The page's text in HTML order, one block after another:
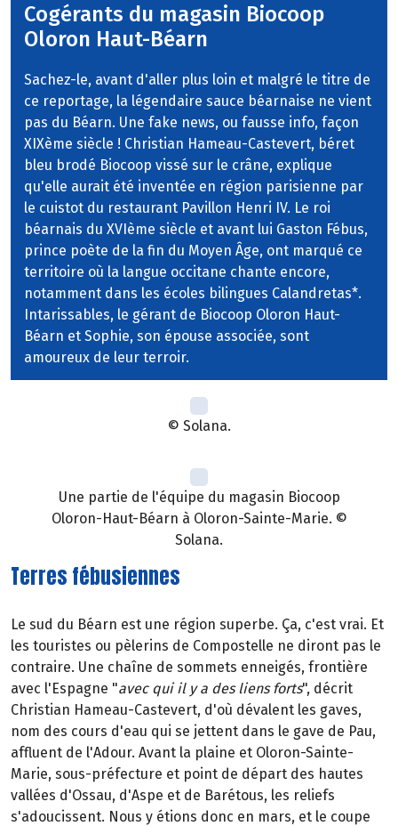
Cogérants du magasin Biocoop
Oloron Haut-Béarn
Sachez-le, avant d'aller plus loin et malgré le titre de
ce reportage, la légendaire sauce béarnaise ne vient
pas du Béarn. Une fake news, ou fausse info, façon
XIXème siècle ! Christian Hameau-Castevert, béret
bleu brodé Biocoop vissé sur le crâne, explique
qu'elle aurait été inventée en région parisienne par
le cuistot du restaurant Pavillon Henri IV. Le roi
béarnais du XVIème siècle et avant lui Gaston Fébus,
prince poète de la fin du Moyen Âge, ont marqué ce
territoire où la langue occitane chante encore,
notamment dans les écoles bilingues Calandretas*.
Intarissables, le gérant de Biocoop Oloron Haut-
Béarn et Sophie, son épouse associée, sont
amoureux de leur terroir.
© Solana.
Une partie de l'équipe du magasin Biocoop
Oloron-Haut-Béarn à Oloron-Sainte-Marie. ©
Solana.
Terres fébusiennes
Le sud du Béarn est une région superbe. Ça, c'est vrai. Et
les touristes ou pèlerins de Compostelle ne diront pas le
contraire. Une chaîne de sommets enneigés, frontière
avec l'Espagne "avec qui il y a des liens forts", décrit
Christian Hameau-Castevert, d'où dévalent les gaves,
nom des cours d'eau qui se jettent dans le gave de Pau,
affluent de l'Adour. Avant la plaine et Oloron-Sainte-
Marie, sous-préfecture et point de départ des hautes
vallées d'Ossau, d'Aspe et de Barétous, les reliefs
s'adoucissent. Nous y étions donc en mars, et le coupe